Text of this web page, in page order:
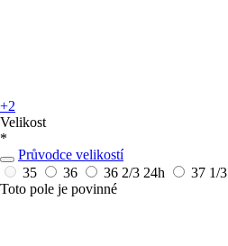
+2
Velikost
*
Průvodce velikostí
35
36 36 2/3 24h 37 1/3
Toto pole je povinné